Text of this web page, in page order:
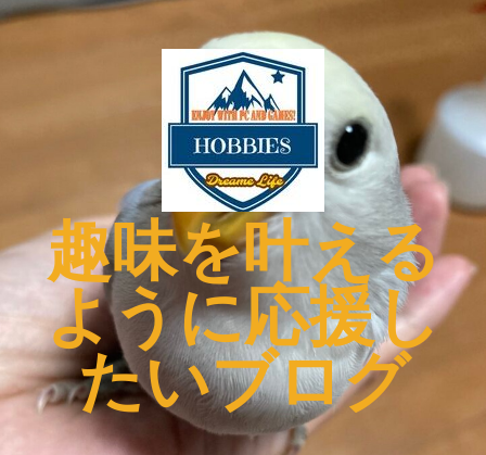
コ
プ
趣味を叶える
ように応援し
たいブログ